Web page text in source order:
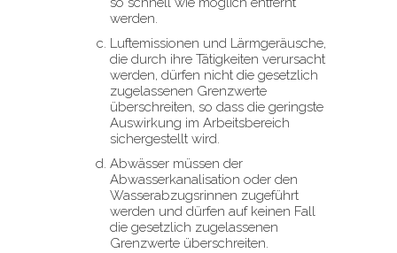
werden.
Luftemissionen und Lärmgeräusche,
die durch ihre Tätigkeiten verursacht
werden, dürfen nicht die gesetzlich
zugelassenen Grenzwerte
überschreiten, so dass die geringste
Auswirkung im Arbeitsbereich
sichergestellt wird.
Abwässer müssen der
Abwasserkanalisation oder den
Wasserabzugsrinnen zugeführt
werden und dürfen auf keinen Fall
die gesetzlich zugelassenen
Grenzwerte überschreiten.